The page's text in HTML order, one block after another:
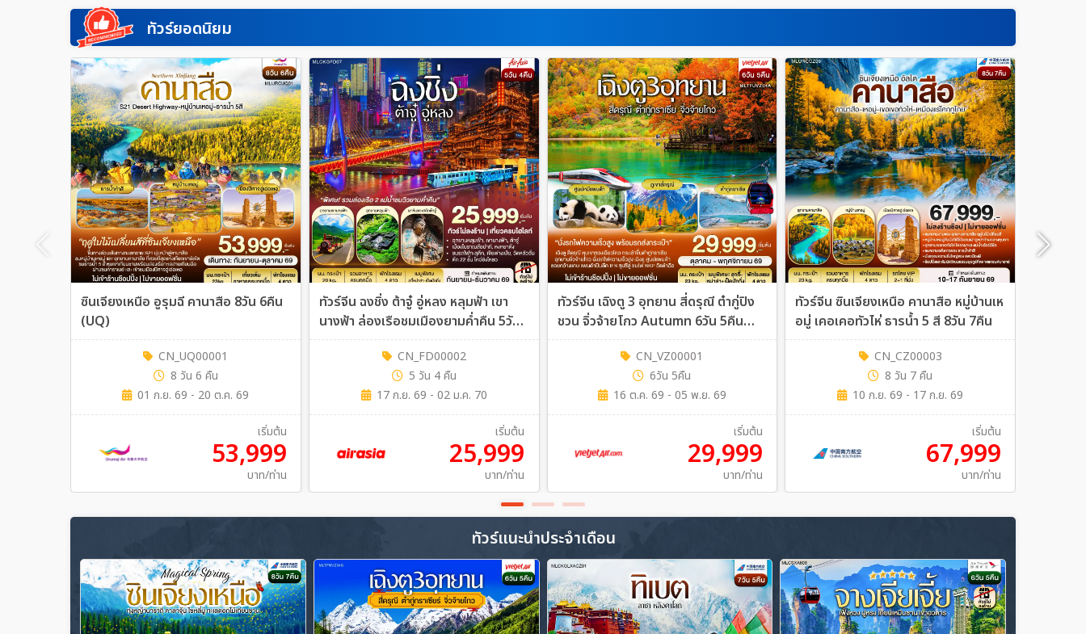
ทัวร์ยอดนิยม
ซินเจียงเหนือ อูรุมฉี คานาสือ 8วัน 6คืน
(UQ)
CN_UQ00001
8 วัน 6 คืน
01 ก.ย. 69 - 20 ต.ค. 69
เริ่มต้น
53,999
บาท/ท่าน
ทัวร์จีน ฉงชิ่ง ต้าจู๋ อู่หลง หลุมฟ้า เขา
นางฟ้า ล่องเรือชมเมืองยามค่ำคืน 5วัน
4คืน (FD)
CN_FD00002
5 วัน 4 คืน
17 ก.ย. 69 - 02 ม.ค. 70
เริ่มต้น
25,999
บาท/ท่าน
ทัวร์จีน เฉิงตู 3 อุทยาน สี่ดรุณี ต๋ากู่ปิง
ชวน จิ่วจ้ายโกว Autumn 6วัน 5คืน
(VZ)
CN_VZ00001
6วัน 5คืน
16 ต.ค. 69 - 05 พ.ย. 69
เริ่มต้น
29,999
บาท/ท่าน
ทัวร์จีน ซินเจียงเหนือ คานาสือ หมู่บ้านเห
อมู่ เคอเคอทัวไห่ ธารน้ำ 5 สี 8วัน 7คืน
CN_CZ00003
8 วัน 7 คืน
10 ก.ย. 69 - 17 ก.ย. 69
เริ่มต้น
67,999
บาท/ท่าน
ทัวร์แนะนำประจำเดือน